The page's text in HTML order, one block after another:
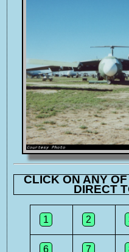
CLICK ON ANY
DIRECT
1 2
6 7